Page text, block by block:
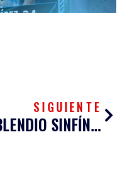
SIGUIENTE
EL BLENDIO SINFÍN SANTANDER COMIENZA BRILLANTE EN LA COPA DEL REY